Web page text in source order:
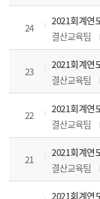
24
2021회계연
결산교육팀
23
2021회계연
결산교육팀
22
2021회계연
결산교육팀
21
2021회계연
결산교육팀
2021회계연